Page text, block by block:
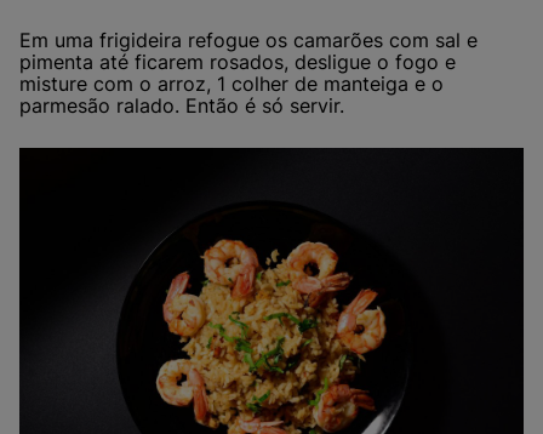
Em uma frigideira refogue os camarões com sal e
pimenta até ficarem rosados, desligue o fogo e
misture com o arroz, 1 colher de manteiga e o
parmesão ralado. Então é só servir.